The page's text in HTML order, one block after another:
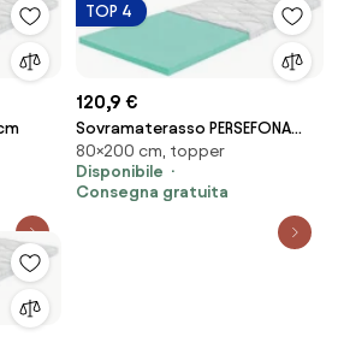
TOP 4
120,9 €
Sovramaterasso PERSEFONA
80x200 cm
80×200 cm, topper
Disponibile
Consegna gratuita